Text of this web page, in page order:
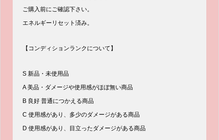
ご購入前にご確認下さい。
エネルギーリセット済み。
【コンディションランクについて】
S 新品・未使用品
A 美品・ダメージや使用感がほぼ無い商品
B 良好 普通につかえる商品
C 使用感があり、多少のダメージがある商品
D 使用感があり、目立ったダメージがある商品